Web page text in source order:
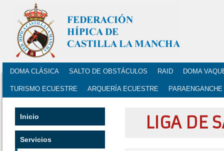
DOMA CLÁSICA SALTO DE OBSTÁCULOS RAID DOMA
TURISMO ECUESTRE ARQUERÍA ECUESTRE PARAENGANCHE
Inicio
Servicios
LIGA DE